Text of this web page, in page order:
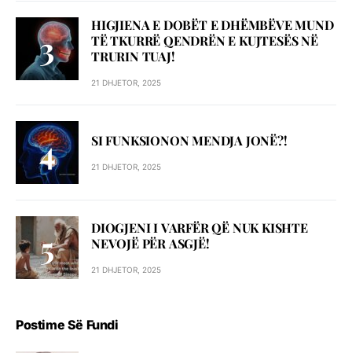
HIGJIENA E DOBËT E DHËMBËVE MUND
TË TKURRË QENDRËN E KUJTESËS NË
TRURIN TUAJ!
21 DHJETOR, 2025
SI FUNKSIONON MENDJA JONË?!
21 DHJETOR, 2025
DIOGJENI I VARFËR QË NUK KISHTE
NEVOJË PËR ASGJË!
21 DHJETOR, 2025
Postime Së Fundi